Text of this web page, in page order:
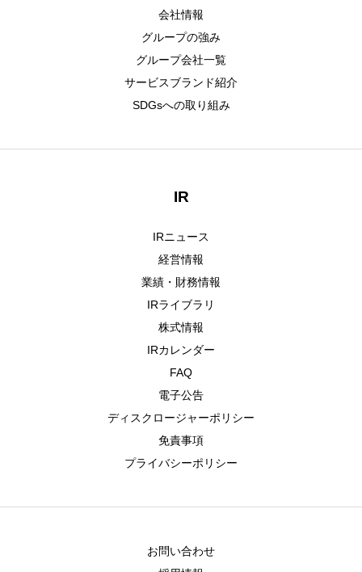
会社情報
グループの強み
グループ会社一覧
サービスブランド紹介
SDGsへの取り組み
IR
IRニュース
経営情報
業績・財務情報
IRライブラリ
株式情報
IRカレンダー
FAQ
電子公告
ディスクロージャーポリシー
免責事項
プライバシーポリシー
お問い合わせ